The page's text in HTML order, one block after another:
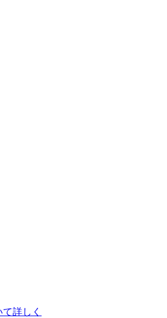
て詳しく